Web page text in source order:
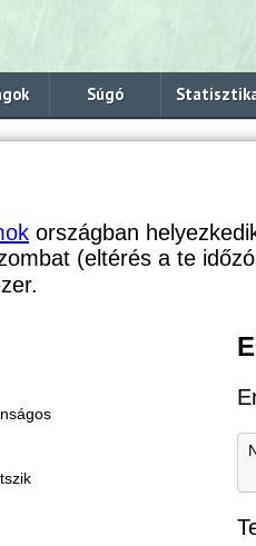
Súgó
országban
(eltérés a te